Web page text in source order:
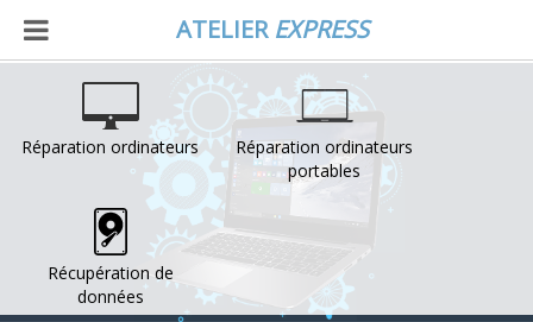
ATELIER EXPRESS
Réparation ordinateurs
Réparation ordinateurs
portables
Récupération de
données